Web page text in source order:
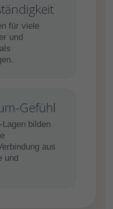
für viele
und
Gefühl
bilden
aus
und